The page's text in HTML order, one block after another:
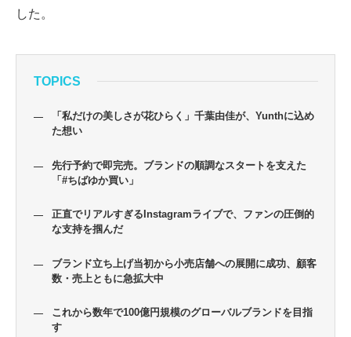
した。
TOPICS
「私だけの美しさが花ひらく」千葉由佳が、Yunthに込め
た想い
先行予約で即完売。ブランドの順調なスタートを支えた
「#ちばゆか買い」
正直でリアルすぎるInstagramライブで、ファンの圧倒的
な支持を掴んだ
ブランド立ち上げ当初から小売店舗への展開に成功、顧客
数・売上ともに急拡大中
これから数年で100億円規模のグローバルブランドを目指
す